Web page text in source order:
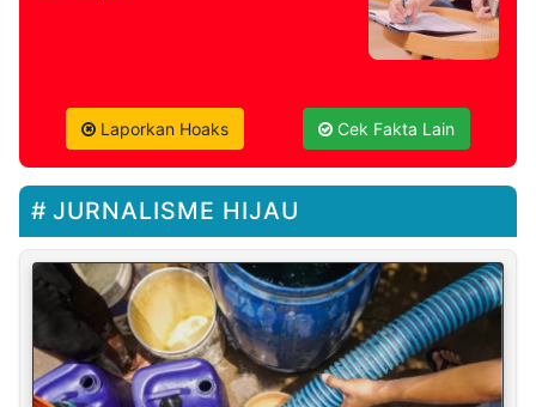
Laporkan Hoaks Cek Fakta Lain
JURNALISME HIJAU